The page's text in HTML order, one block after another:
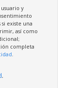
y
si existe una
así como
completa
.
.